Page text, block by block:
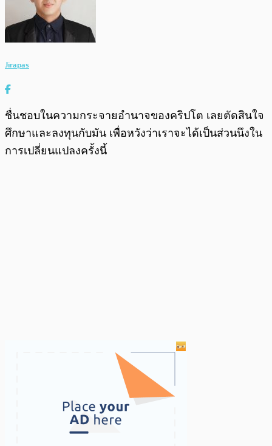
Jirapas
ชื่นชอบในความกระจายอำนาจของคริปโต เลยตัดสินใจ
ศึกษาและลงทุนกับมัน เพื่อหวังว่าเราจะได้เป็นส่วนนึงใน
การเปลี่ยนแปลงครั้งนี้